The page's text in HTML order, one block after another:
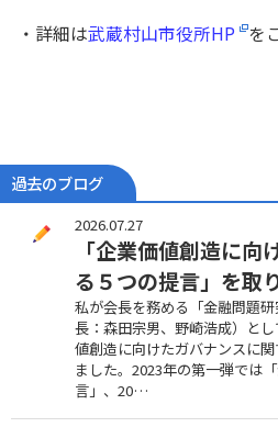
・詳細は武蔵村山市役所HP を
過去のブログ
2026.07.27
「企業価値創造に
る５つの提言」を取
私が会長を務める「金融問題
長：森田宗男、野崎浩成）と
値創造に向けたガバナンスに
ました。2023年の第一弾では
言」、20…